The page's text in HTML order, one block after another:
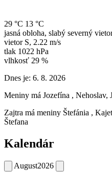
29 °C 13 °C
jasná obloha, slabý severný
vietor S, 2.22 m/s
tlak 1022 hPa
vlhkosť 29 %
Dnes je: 6. 8. 2026
Meniny má Jozefína , Nehoslav,
Zajtra má meniny Štefánia ,
Štefana
Kalendár
August2026